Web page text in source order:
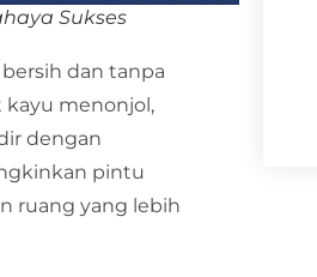
Sukses
dan tanpa
kayu menonjol,
dengan
pintu
ruang yang lebih